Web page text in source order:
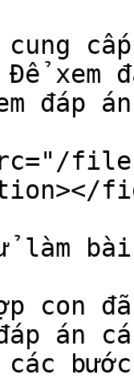
xem
đáp
làm bài
con
đáp